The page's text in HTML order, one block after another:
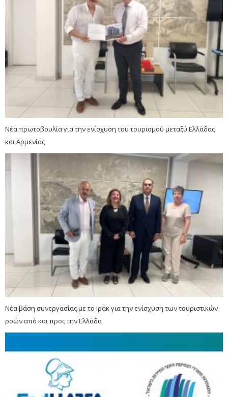
Νέα πρωτοβουλία για την ενίσχυση του τουρισμού μεταξύ Ελλάδας
και Αρμενίας
Νέα βάση συνεργασίας με το Ιράκ για την ενίσχυση των τουριστικών
ροών από και προς την Ελλάδα